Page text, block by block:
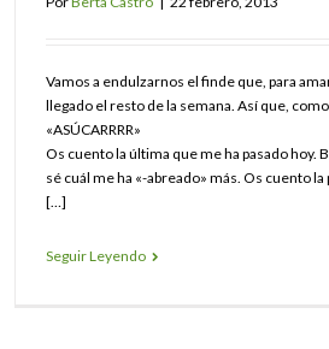
Vamos a endulzarnos el finde que, para
llegado el resto de la semana. Así que,
«ASÚCARRRR»
Os cuento la última que me ha pasado hoy.
sé cuál me ha «-abreado» más. Os cuento
[…]
Seguir Leyendo